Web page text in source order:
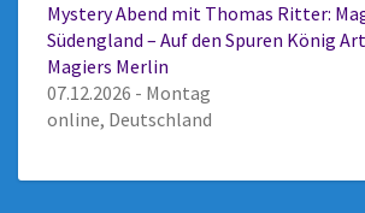
Mystery Abend mit Thomas Ritter:
Südengland – Auf den Spuren König
Magiers Merlin
07.12.2026 - Montag
online, Deutschland